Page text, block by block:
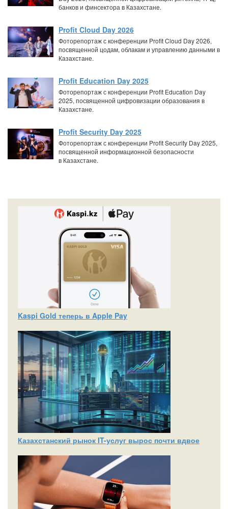
банков и финсектора в Казахстане.
Profit Cloud Day 2026
Фоторепортаж с конференции Profit Cloud Day 2026,
посвященной цодам, облакам и управлению данными в
Казахстане.
Profit Education Day 2025
Фоторепортаж с конференции Profit Education Day
2025, посвященной цифровизации образования в
Казахстане.
Profit Security Day 2025
Фоторепортаж с конференции Profit Security Day 2025,
посвященной информационной безопасности
в Казахстане.
Kaspi Gold теперь в Apple Pay
Казахстанский рынок IT-услуг вырос почти вдвое